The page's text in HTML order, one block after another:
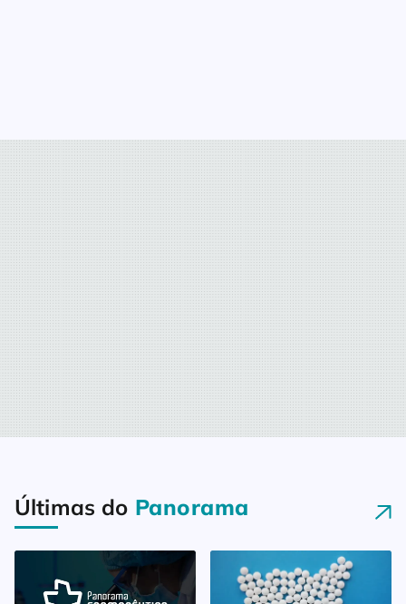
Últimas do Panorama